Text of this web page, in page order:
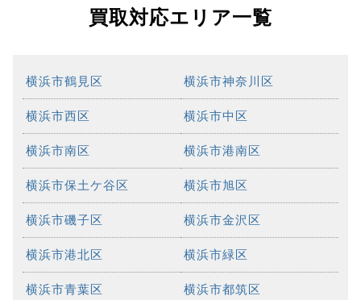
買取対応エリア一覧
横浜市鶴見区 横浜市神奈川区
横浜市西区 横浜市中区
横浜市南区 横浜市港南区
横浜市保土ケ谷区 横浜市旭区
横浜市磯子区 横浜市金沢区
横浜市港北区 横浜市緑区
横浜市青葉区 横浜市都筑区